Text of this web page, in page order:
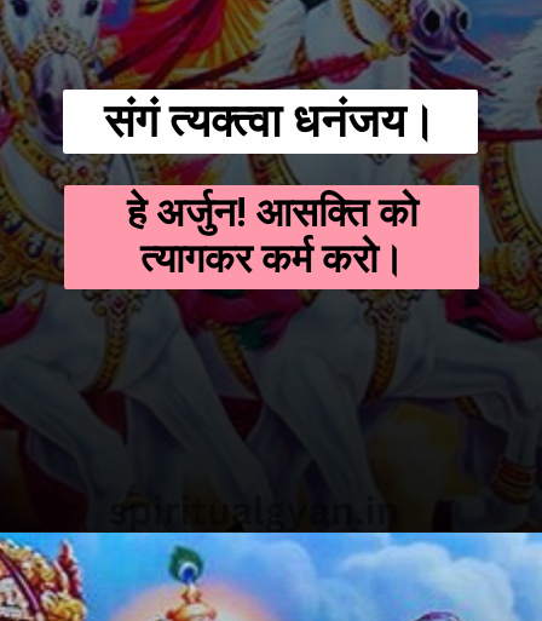
संगं त्यक्त्वा धनंजय।
हे अर्जुन! आसक्ति को
त्यागकर कर्म करो।